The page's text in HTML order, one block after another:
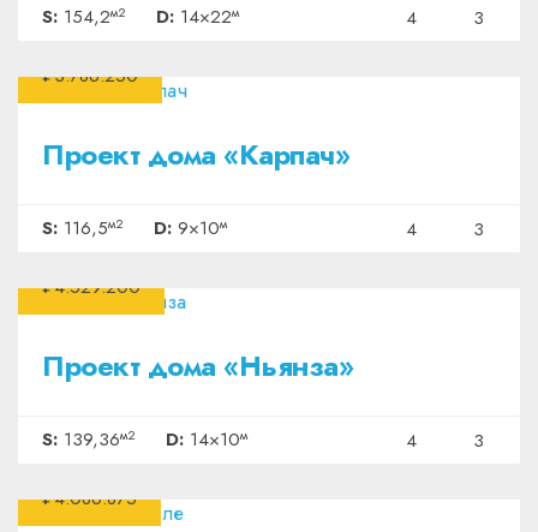
S: 154,2м2 D: 14×22м 4 3
₽3.786.250
Проект дома «Карпач»
S: 116,5м2 D: 9×10м 4 3
₽4.529.200
Проект дома «Ньянза»
S: 139,36м2 D: 14×10м 4 3
₽4.086.875